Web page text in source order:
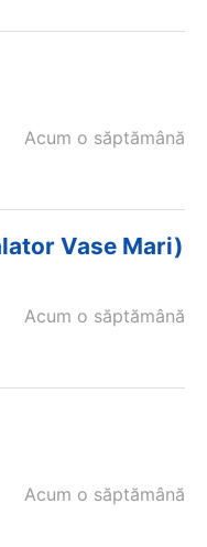
Acum o săptămână
Vase Mari)
Acum o săptămână
Acum o săptămână